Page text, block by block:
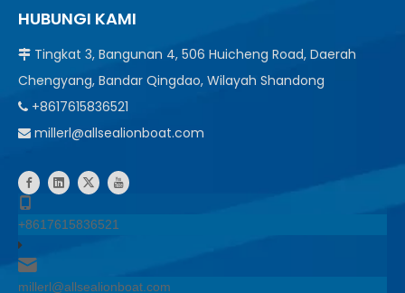
HUBUNGI KAMI
 Tingkat 3, Bangunan 4, 506 Huicheng Road, Daerah
Chengyang, Bandar Qingdao, Wilayah Shandong
 +8617615836521
 millerl@allsealionboat.com
+8617615836521
millerl@allsealionboat.com